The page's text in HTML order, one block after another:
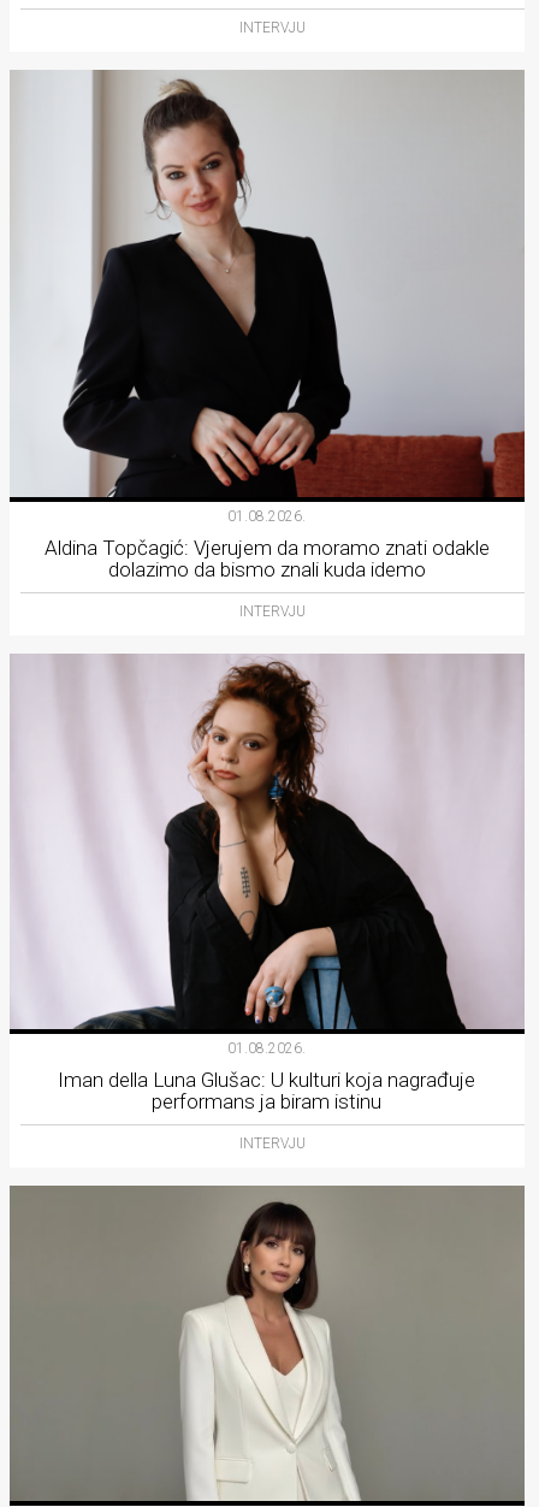
INTERVJU
01.08.2026.
Aldina Topčagić: Vjerujem da moramo znati odakle
dolazimo da bismo znali kuda idemo
INTERVJU
01.08.2026.
Iman della Luna Glušac: U kulturi koja nagrađuje
performans ja biram istinu
INTERVJU